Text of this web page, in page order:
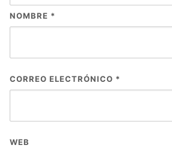
NOMBRE *
CORREO ELECTRÓNICO *
WEB